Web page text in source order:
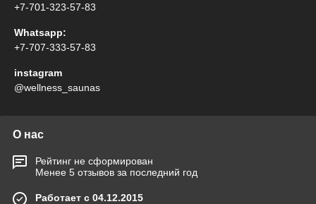
+7-701-323-57-83
Whatsapp:
+7-707-333-57-83
instagram
@wellness_saunas
О нас
Рейтинг не сформирован
Менее 5 отзывов за последний год
Работает с 04.12.2015